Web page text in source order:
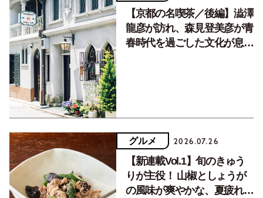
【京都の名喫茶／後編】澁澤
龍彦が訪れ、森見登美彦が青
春時代を過ごした文化が息づ
グルメ 2026.07.26
【新連載Vol.1】旬のきゅう
りが主役！ 山椒としょうが
の風味が爽やかな、夏疲れを